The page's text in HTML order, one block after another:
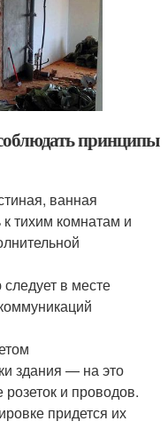
принципы
ванная
тихим комнатам и
в месте
здания — на это
и проводов.
придется их